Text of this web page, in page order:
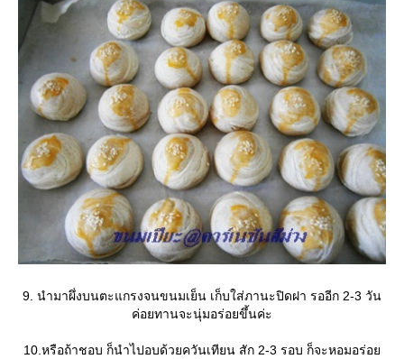
9. นำมาผึ่งบนตะแกรงจนขนมเย็น เก็บใส่ภานะปิดฝา รออีก 2-3 วัน
ค่อยทานจะนุ่มอร่อยขึ้นค่ะ
10.หรือถ้าชอบ ก็นำไปอบด้วยควันเทียน สัก 2-3 รอบ ก็จะหอมอร่อ